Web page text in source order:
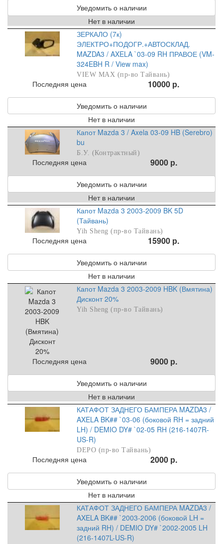
Уведомить о наличии
Нет в наличии
ЗЕРКАЛО (7к)
ЭЛЕКТРО+ПОДОГР.+АВТОСКЛАД.
MAZDA3 / AXELA `03-09 RH ПРАВОЕ (VM-
324EBH R / View max)
VIEW MAX (пр-во Тайвань)
Последняя цена 10000 р.
Уведомить о наличии
Нет в наличии
Капот Mazda 3 / Axela 03-09 HB (Serebro)
bu
Б.У. (Контрактный)
Последняя цена 9000 р.
Уведомить о наличии
Нет в наличии
Капот Mazda 3 2003-2009 BK 5D
(Тайвань)
Yih Sheng (пр-во Тайвань)
Последняя цена 15900 р.
Уведомить о наличии
Нет в наличии
Капот Mazda 3 2003-2009 HBK (Вмятина)
Дисконт 20%
Yih Sheng (пр-во Тайвань)
Последняя цена 9000 р.
Уведомить о наличии
Нет в наличии
КАТАФОТ ЗАДНЕГО БАМПЕРА MAZDA3 /
AXELA BK## `03-06 (боковой RH = задний
LH) / DEMIO DY# `02-05 RH (216-1407R-
US-R)
DEPO (пр-во Тайвань)
Последняя цена 2000 р.
Уведомить о наличии
Нет в наличии
КАТАФОТ ЗАДНЕГО БАМПЕРА MAZDA3 /
AXELA BK## `2003-2006 (боковой LH =
задний RH) / DEMIO DY# `2002-2005 LH
(216-1407L-US-R)